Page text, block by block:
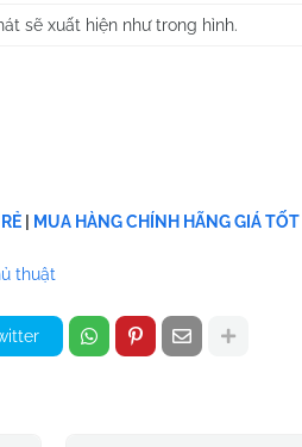
sẽ xuất hiện như trong hình.
MUA HÀNG CHÍNH HÃNG GIÁ TỐT
thuật